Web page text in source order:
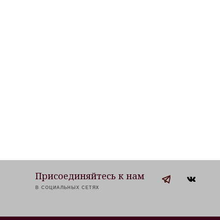
Присоединяйтесь к нам
В СОЦИАЛЬНЫХ СЕТЯХ